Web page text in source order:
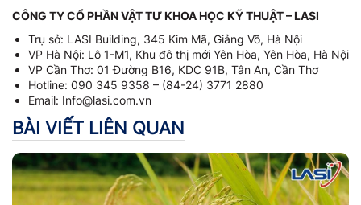
CÔNG TY CỔ PHẦN VẬT TƯ KHOA HỌC KỸ THUẬT – LASI
Trụ sở: LASI Building, 345 Kim Mã, Giảng Võ, Hà Nội
VP Hà Nội: Lô 1-M1, Khu đô thị mới Yên Hòa, Yên Hòa, Hà Nội
VP Cần Thơ: 01 Đường B16, KDC 91B, Tân An, Cần Thơ
Hotline: 090 345 9358 – (84-24) 3771 2880
Email: Info@lasi.com.vn
BÀI VIẾT LIÊN QUAN